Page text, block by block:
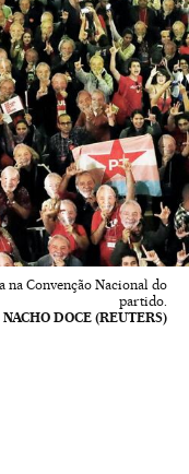
na Convenção Nacional do
partido.
NACHO DOCE (REUTERS)